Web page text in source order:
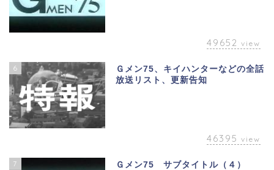
49652 view
6
Ｇメン75、キイハンターなどの全話
放送リスト、更新告知
46395 view
7
Ｇメン75 サブタイトル（４）